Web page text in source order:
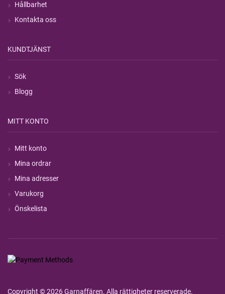
Hållbarhet
Kontakta oss
KUNDTJÄNST
Sök
Blogg
MITT KONTO
Mitt konto
Mina ordrar
Mina adresser
Varukorg
Önskelista
Copyright © 2026 Garnaffären. Alla rättigheter reserverade.